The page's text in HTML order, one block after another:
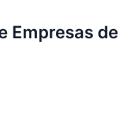
Empresas